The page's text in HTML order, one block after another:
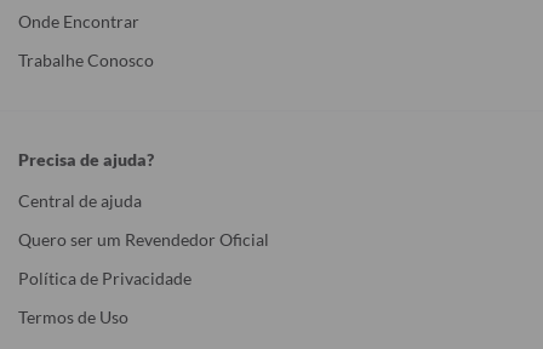
Onde Encontrar
Trabalhe Conosco
Precisa de ajuda?
Central de ajuda
Quero ser um Revendedor Oficial
Política de Privacidade
Termos de Uso